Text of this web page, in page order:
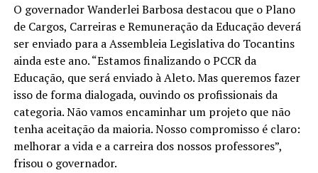
O governador Wanderlei Barbosa destacou que o Plano
de Cargos, Carreiras e Remuneração da Educação deverá
ser enviado para a Assembleia Legislativa do Tocantins
ainda este ano. “Estamos finalizando o PCCR da
Educação, que será enviado à Aleto. Mas queremos fazer
isso de forma dialogada, ouvindo os profissionais da
categoria. Não vamos encaminhar um projeto que não
tenha aceitação da maioria. Nosso compromisso é claro:
melhorar a vida e a carreira dos nossos professores”,
frisou o governador.